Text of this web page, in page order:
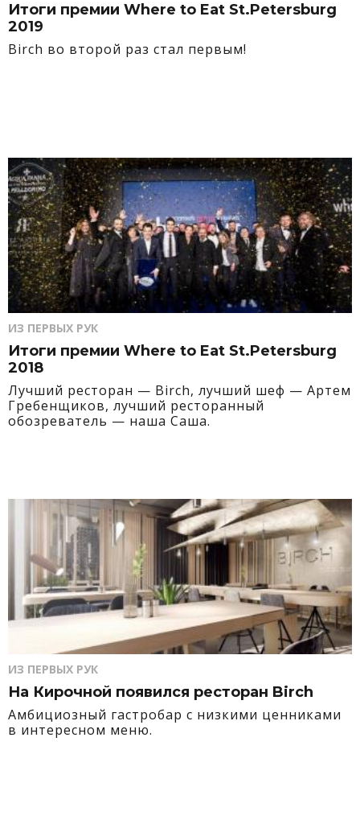
Итоги премии Where to Eat St.Petersburg
2019
Birch во второй раз стал первым!
ИЗ ПЕРВЫХ РУК
Итоги премии Where to Eat St.Petersburg
2018
Лучший ресторан — Birch, лучший шеф — Артем
Гребенщиков, лучший ресторанный
обозреватель — наша Саша.
ИЗ ПЕРВЫХ РУК
На Кирочной появился ресторан Birch
Амбициозный гастробар с низкими ценниками
в интересном меню.